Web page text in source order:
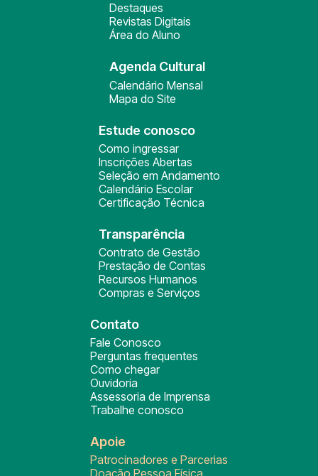
Destaques
Revistas Digitais
Área do Aluno
Agenda Cultural
Calendário Mensal
Mapa do Site
Estude conosco
Como ingressar
Inscrições Abertas
Seleção em Andamento
Calendário Escolar
Certificação Técnica
Transparência
Contrato de Gestão
Prestação de Contas
Recursos Humanos
Compras e Serviços
Contato
Fale Conosco
Perguntas frequentes
Como chegar
Ouvidoria
Assessoria de Imprensa
Trabalhe conosco
Apoie
Patrocinadores e Parcerias
Doação Pessoa Física